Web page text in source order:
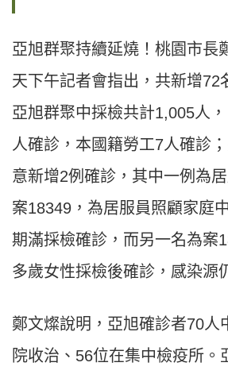
亞旭群聚持續延燒！桃園市長
天下午記者會指出，共新增72
亞旭群聚中採檢共計1,005人
人確診，本國籍勞工7人確診
意新增2例確診，其中一例為
案18349，為居服員照顧家庭
期滿採檢確診，而另一名為案
多歲女性採檢後確診，感染源
鄭文燦說明，亞旭確診者70人
院收治、56位在集中檢疫所。